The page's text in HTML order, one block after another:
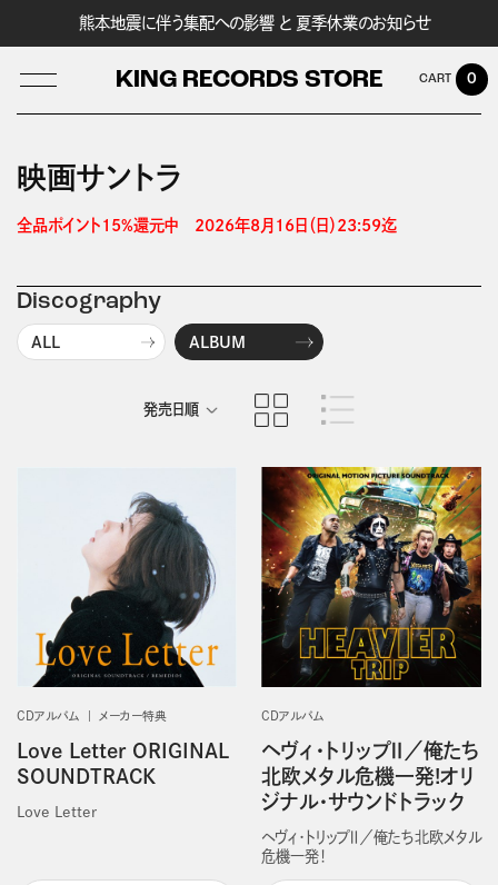
熊本地震に伴う集配への影響 と 夏季休業のお知らせ
KING RECORDS STORE
LOG IN
0
映画サントラ
全品ポイント15%還元中　2026年8月16日（日）23:59迄
Discography
ALL ALBUM
発売日順
CDアルバム メーカー特典
Love Letter ORIGINAL
SOUNDTRACK
Love Letter
CDアルバム
ヘヴィ・トリップⅡ／俺たち
北欧メタル危機一発!オリ
ジナル・サウンドトラック
ヘヴィ・トリップⅡ／俺たち北欧メタル
危機一発！